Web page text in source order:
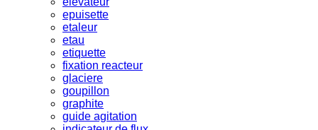
epuisette
etaleur
etau
etiquette
fixation reacteur
glaciere
goupillon
graphite
guide agitation